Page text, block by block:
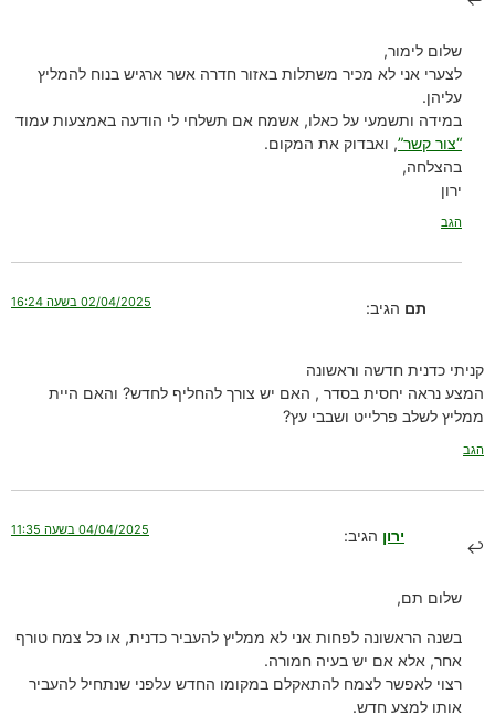
שלום לימור,
לצערי אני לא מכיר משתלות באזור חדרה אשר ארגיש בנוח להמליץ
עליהן.
במידה ותשמעי על כאלו, אשמח אם תשלחי לי הודעה באמצעות עמוד
“צור קשר”, ואבדוק את המקום.
בהצלחה,
ירון
הגב
תם הגיב: 02/04/2025 בשעה 16:24
קניתי כדנית חדשה וראשונה
המצע נראה יחסית בסדר , האם יש צורך להחליף לחדש? והאם היית
ממליץ לשלב פרלייט ושבבי עץ?
הגב
ירון הגיב: 04/04/2025 בשעה 11:35
שלום תם,
בשנה הראשונה לפחות אני לא ממליץ להעביר כדנית, או כל צמח טורף
אחר, אלא אם יש בעיה חמורה.
רצוי לאפשר לצמח להתאקלם במקומו החדש עלפני שנתחיל להעביר
אותו למצע חדש.